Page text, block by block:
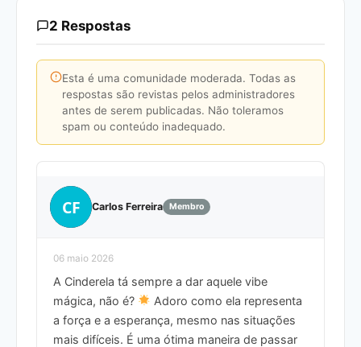
2 Respostas
Esta é uma comunidade moderada. Todas as
respostas são revistas pelos administradores
antes de serem publicadas. Não toleramos
spam ou conteúdo inadequado.
CF Carlos Ferreira Membro
06 maio 2026
A Cinderela tá sempre a dar aquele vibe
mágica, não é?
Adoro como ela representa
a força e a esperança, mesmo nas situações
mais difíceis. É uma ótima maneira de passar